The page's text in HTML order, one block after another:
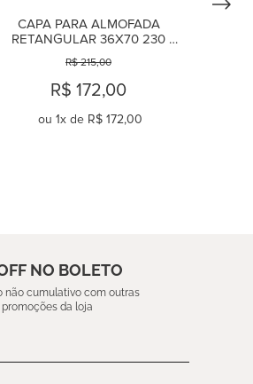
CAPA PARA ALMOFADA
RETANGULAR 36X70 230
FIOS MONET
R$ 215,00
R$ 172,00
ou 1x de R$ 172,00
NO BOLETO
não cumulativo com outras
promoções da loja